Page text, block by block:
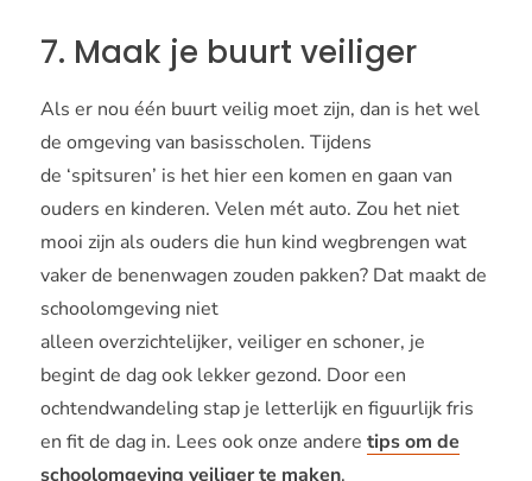
7. Maak je buurt veiliger
Als er nou één buurt veilig moet zijn, dan is het wel
de omgeving van basisscholen. Tijdens
de ‘spitsuren’ is het hier een komen en gaan van
ouders en kinderen. Velen mét auto. Zou het niet
mooi zijn als ouders die hun kind wegbrengen wat
vaker de benenwagen zouden pakken? Dat maakt de
schoolomgeving niet
alleen overzichtelijker, veiliger en schoner, je
begint de dag ook lekker gezond. Door een
ochtendwandeling stap je letterlijk en figuurlijk fris
en fit de dag in. Lees ook onze andere tips om de
schoolomgeving veiliger te maken.